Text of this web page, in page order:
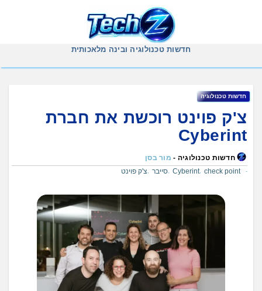
חדשות טכנולוגיה ובינה מלאכותית
חדשות טכנולוגיה
צ'ק פוינט רוכשת את חברת
Cyberint
חדשות טכנולוגיה - מור בסן
check point
Cyberint סייבר צ'ק פוינט